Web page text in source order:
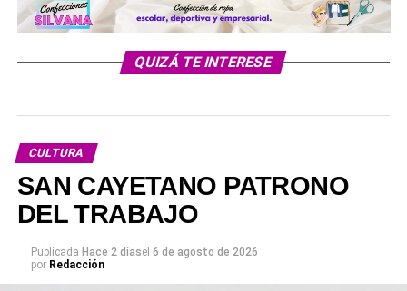
QUIZÁ TE INTERESE
CULTURA
SAN CAYETANO PATRONO
DEL TRABAJO
Publicada Hace 2 díasel 6 de agosto de 2026
por Redacción